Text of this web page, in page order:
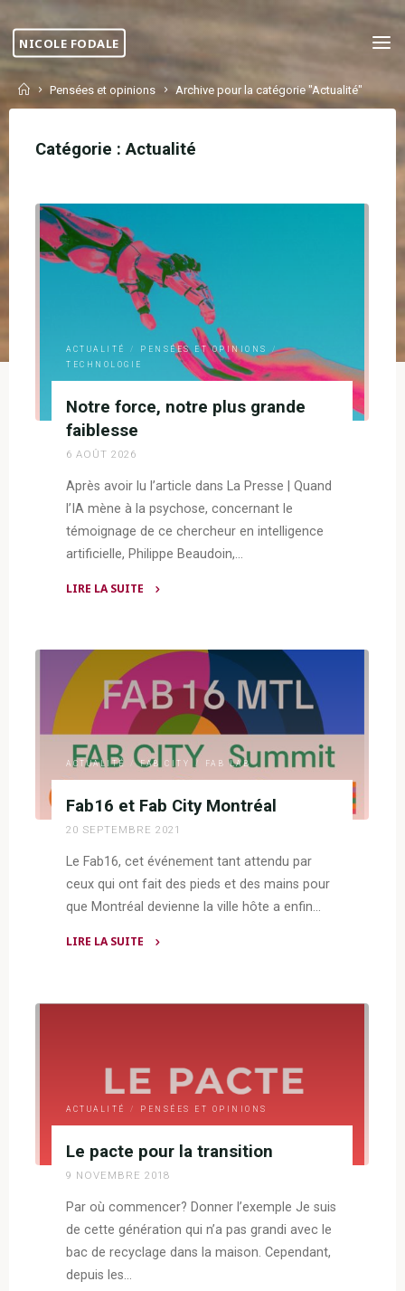
to
content
NICOLE FODALE
HomePensées et opinions Archive pour la catégorie "Actualité"
Catégorie :Actualité
ACTUALITÉ / PENSÉES ET OPINIONS
/
TECHNOLOGIE
Notre force, notre plus grande
faiblesse
6 AOÛT 2026
Après avoir lu l’article dans La Presse | Quand
l’IA mène à la psychose, concernant le
témoignage de ce chercheur en intelligence
artificielle, Philippe Beaudoin,…
LIRE LA SUITE
notre
plus
faiblesse"
ACTUALITÉ / FAB CITY / FAB LAB
Fab16 et Fab City Montréal
20 SEPTEMBRE 2021
Le Fab16, cet événement tant attendu par
ceux qui ont fait des pieds et des mains pour
que Montréal devienne la ville hôte a enfin…
LIRE LA SUITE
Fab
ACTUALITÉ / PENSÉES ET OPINIONS
Le pacte pour la transition
9 NOVEMBRE 2018
Par où commencer? Donner l’exemple Je suis
de cette génération qui n’a pas grandi avec le
bac de recyclage dans la maison. Cependant,
depuis les…